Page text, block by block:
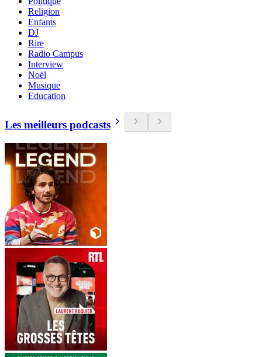
Religion
Enfants
DJ
Rire
Radio Campus
Interview
Noël
Musique
Education
Les meilleurs podcasts